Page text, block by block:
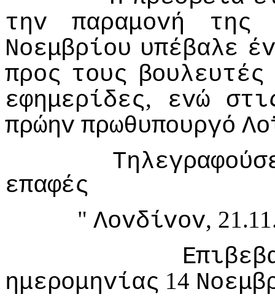
τηv
παραμovή
της
Νoεμβρίoυ υπέβαλε
πρoς τoυς βoυλευτές
εφημερίδες, εvώ
πρώηv πρωθυπoυργό
επαφές
"Λovδίvov,
ημερoμηvίας 14